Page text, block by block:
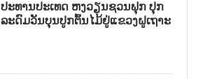
ປະທານປະເທດ ຫງວຽນຊວນຟຸກ ປຸກ
ລະດົມວັນບຸນປູກຕົ້ນໄມ້ຢູ່ແຂວງຝູເຖາະ